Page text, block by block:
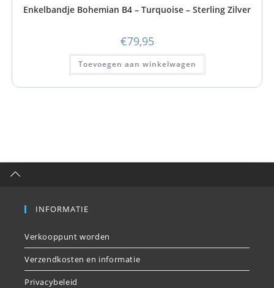
Enkelbandje Bohemian B4 – Turquoise – Sterling Zilver
€79,95
Toevoegen aan winkelwagen
INFORMATIE
Verkooppunt worden
Verzendkosten en informatie
Privacybeleid